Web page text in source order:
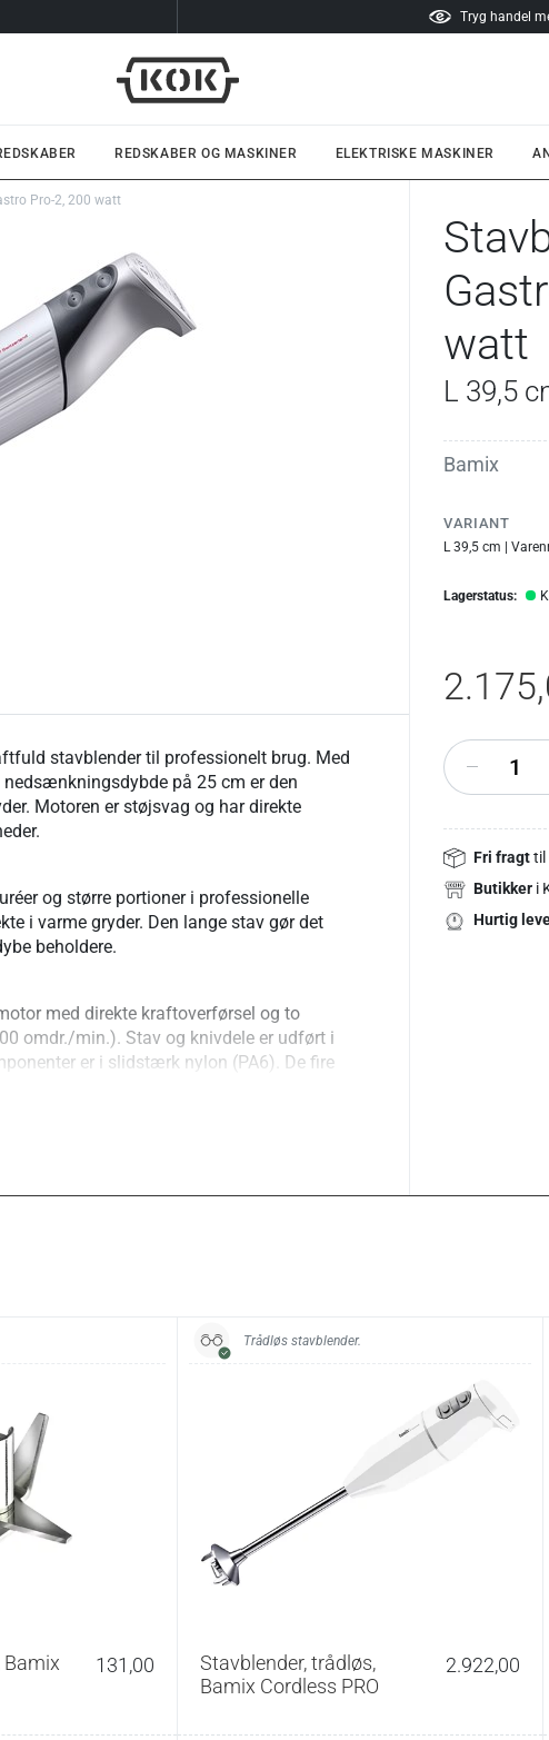
Tryg handel
REDSKABER OG MASKINER ELEKTRISKE MASKINER
Pro-2, 200 watt
watt
L 39,5
Bamix
VARIANT
L 39,5 cm |
Lagerstatus:
Fri fragttil
Butikker i
Hurtig
stavblender til professionelt brug. Med
på 25 cm er den
Motoren er støjsvag og har direkte
og større portioner i professionelle
i varme gryder. Den lange stav gør det
beholdere.
med direkte kraftoverførsel og to
omdr./min.). Stav og knivdele er udført i
er i slidstærk nylon (PA6). De fire
beholdere og bidrager til stabil brug.
under brug.
/ 17.000 omdr./min.
cm
stål og nylon (PA6)
600 ml beholder,
131,00
Trådløs stavblender.
Stavblender, trådløs,
Bamix Cordless PRO
2.922,00